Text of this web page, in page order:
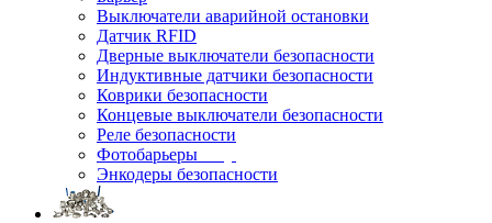
Выключатели аварийной остановки
Датчик RFID
Дверные выключатели безопасности
Индуктивные датчики безопасности
Коврики безопасности
Концевые выключатели безопасности
Реле безопасности
Фотобарьеры
Энкодеры безопасности